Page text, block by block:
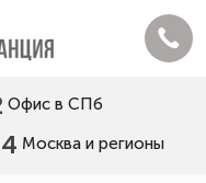
Офис в СПб
Москва и регионы